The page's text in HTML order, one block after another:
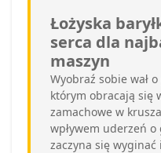
Łożyska
serca dla
maszyn
Wyobraź sobie wał
którym obracają się
zamachowe w
wpływem uderzeń
zaczyna się wyginać